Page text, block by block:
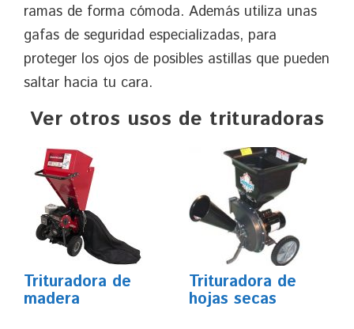
ramas de forma cómoda. Además utiliza unas
gafas de seguridad especializadas, para
proteger los ojos de posibles astillas que pueden
saltar hacia tu cara.
Ver otros usos de trituradoras
Trituradora de
madera
Trituradora de
hojas secas